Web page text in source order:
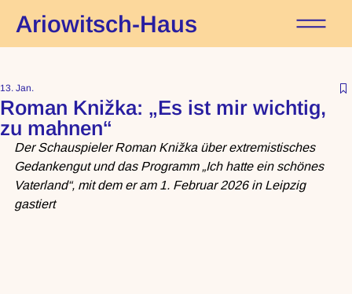
Ariowitsch-Haus
Roman Knižka: „Es ist mir wichtig,
zu mahnen“
13. Jan.
Der Schauspieler Roman Knižka über extremistisches
Gedankengut und das Programm „Ich hatte ein schönes
Vaterland“, mit dem er am 1. Februar 2026 in Leipzig
gastiert